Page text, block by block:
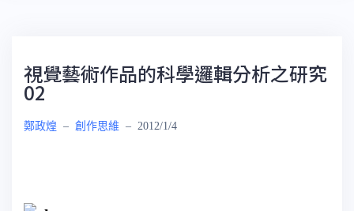
視覺藝術作品的科學邏輯分析之研究
02
鄭政煌 – 創作思維 – 2012/1/4